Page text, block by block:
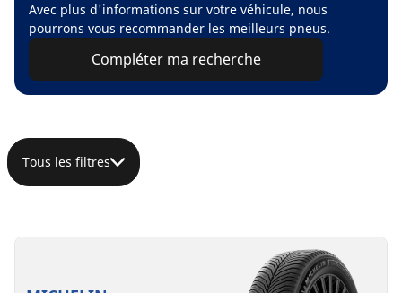
Avec plus d'informations sur votre véhicule, nous
pourrons vous recommander les meilleurs pneus.
Compléter ma recherche
Tous les filtres